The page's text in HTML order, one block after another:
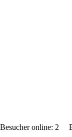
Besucher online: 2